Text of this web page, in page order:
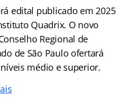
edital publicado em 2025
Quadrix. O novo
Regional de
de São Paulo ofertará
médio e superior.